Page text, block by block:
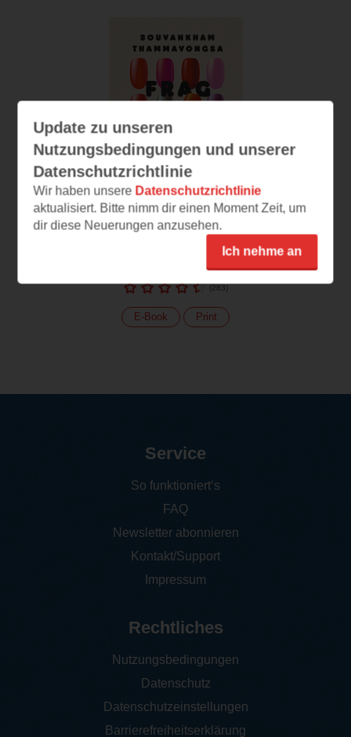
Frag nach Susan
(283)
E-Book Print
Update zu unseren
Nutzungsbedingungen und unserer
Datenschutzrichtlinie
Wir haben unsere Datenschutzrichtlinie
aktualisiert. Bitte nimm dir einen Moment Zeit, um
dir diese Neuerungen anzusehen.
Ich nehme an
Service
So funktioniert‘s
FAQ
Newsletter abonnieren
Kontakt/Support
Impressum
Rechtliches
Nutzungsbedingungen
Datenschutz
Datenschutzeinstellungen
Barrierefreiheitserklärung